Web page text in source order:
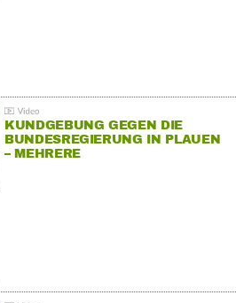
KUNDGEBUNG GEGEN DIE
BUNDESREGIERUNG IN PLAUEN
– MEHRERE